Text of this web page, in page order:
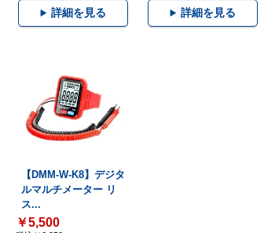
詳細を見る 詳細を見る
【DMM-W-K8】デジタ
ルマルチメーター リ
ス...
￥5,500